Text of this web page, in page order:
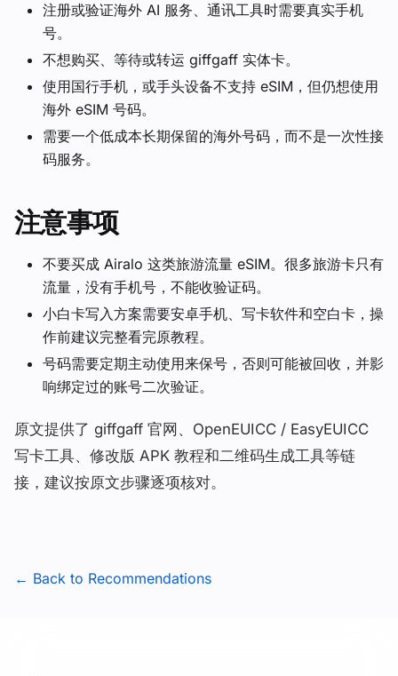
注册或验证海外 AI 服务、通讯工具时需要真实手机
号。
不想购买、等待或转运 giffgaff 实体卡。
使用国行手机，或手头设备不支持 eSIM，但仍想使用
海外 eSIM 号码。
需要一个低成本长期保留的海外号码，而不是一次性接
码服务。
注意事项
不要买成 Airalo 这类旅游流量 eSIM。很多旅游卡只有
流量，没有手机号，不能收验证码。
小白卡写入方案需要安卓手机、写卡软件和空白卡，操
作前建议完整看完原教程。
号码需要定期主动使用来保号，否则可能被回收，并影
响绑定过的账号二次验证。
原文提供了 giffgaff 官网、OpenEUICC / EasyEUICC
写卡工具、修改版 APK 教程和二维码生成工具等链
接，建议按原文步骤逐项核对。
← Back to Recommendations